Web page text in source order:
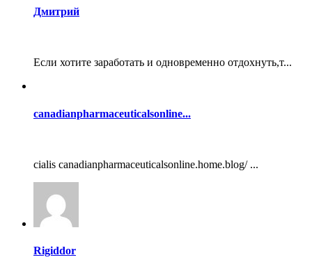
Дмитрий
Если хотите заработать и одновременно отдохнуть,т...
canadianpharmaceuticalsonline...
cialis canadianpharmaceuticalsonline.home.blog/ ...
Rigiddor